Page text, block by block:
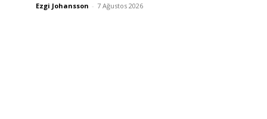
Ezgi Johansson - 7 Ağustos 2026